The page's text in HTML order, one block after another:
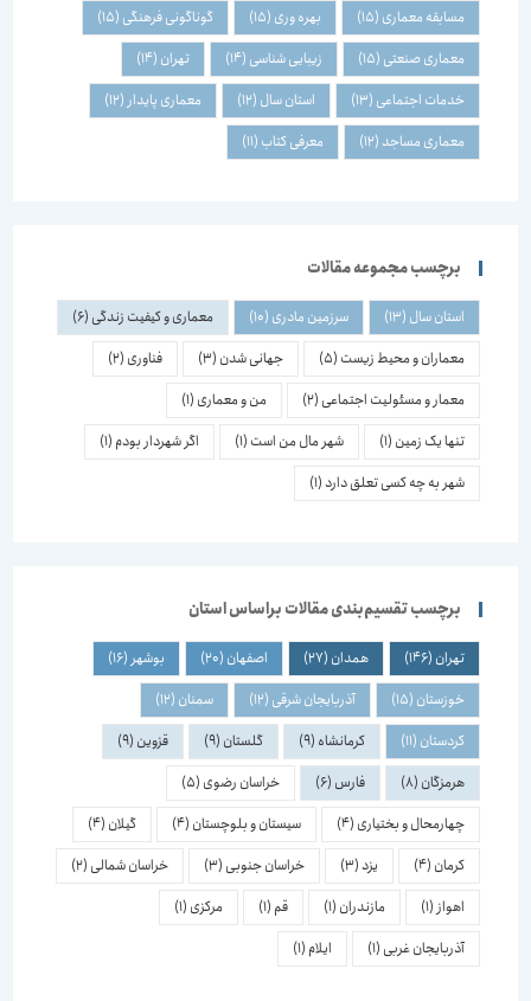
مسابقه معماری(15) بهره وری(15) گوناگونی فرهنگی(15)
معماری صنعتی(15) زیبایی شناسی(14) تهران(14)
خدمات اجتماعی(13) استان سال(12) معماری پایدار(12)
معماری مساجد(12) معرفی کتاب(11)
برچسب مجموعه مقالات
استان سال(13) سرزمین مادری(10) معماری و کیفیت زندگی(6)
معماران و محیط زیست(5) جهانی شدن(3) فناوری(2)
معمار و مسئولیت اجتماعی(2) من و معماری(1)
تنها یک زمین(1) شهر مال من است(1) اگر شهردار بودم(1)
شهر به چه کسی تعلق دارد(1)
برچسب تقسیم‌بندی مقالات براساس استان
تهران(146) همدان(27) اصفهان(20) بوشهر(16)
خوزستان(15) آذربایجان شرقی(12) سمنان(12)
کردستان(11) کرمانشاه(9) گلستان(9) قزوین(9)
هرمزگان(8) فارس(6) خراسان رضوی(5)
چهارمحال و بختیاری(4) سیستان و بلوچستان(4) گیلان(4)
کرمان(4)
(3) خراسان جنوبی(3) خراسان شمالی(2)
اهواز(1) مازندران(1)
(1) مرکزی(1)
آذربایجان غربی(1) ایلام(1)